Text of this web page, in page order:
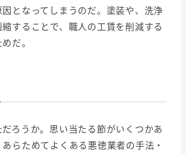
となってしまうのだ。塗装や、洗浄
することで、職人の工賃を削減する
だ。
ろうか。思い当たる節がいくつかあ
らためてよくある悪徳業者の手法・